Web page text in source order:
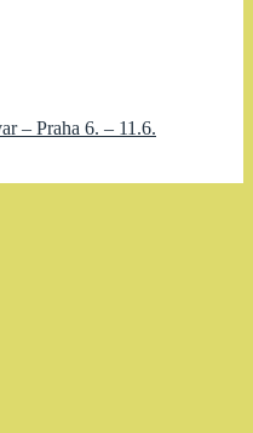
– Praha 6. – 11.6.